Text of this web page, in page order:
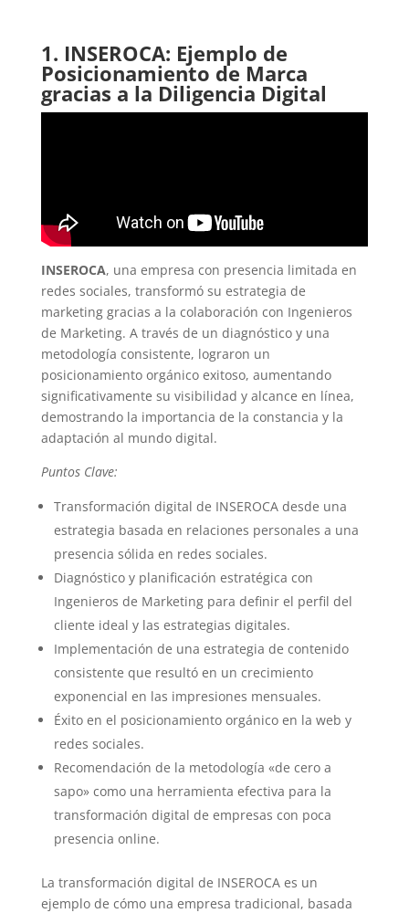
1. INSEROCA: Ejemplo de
Posicionamiento de Marca
gracias a la Diligencia Digital
INSEROCA, una empresa con presencia limitada en
redes sociales, transformó su estrategia de
marketing gracias a la colaboración con Ingenieros
de Marketing. A través de un diagnóstico y una
metodología consistente, lograron un
posicionamiento orgánico exitoso, aumentando
significativamente su visibilidad y alcance en línea,
demostrando la importancia de la constancia y la
adaptación al mundo digital.
Puntos Clave:
Transformación digital de INSEROCA desde una
estrategia basada en relaciones personales a una
presencia sólida en redes sociales.
Diagnóstico y planificación estratégica con
Ingenieros de Marketing para definir el perfil del
cliente ideal y las estrategias digitales.
Implementación de una estrategia de contenido
consistente que resultó en un crecimiento
exponencial en las impresiones mensuales.
Éxito en el posicionamiento orgánico en la web y
redes sociales.
Recomendación de la metodología «de cero a
sapo» como una herramienta efectiva para la
transformación digital de empresas con poca
presencia online.
La transformación digital de INSEROCA es un
ejemplo de cómo una empresa tradicional, basada